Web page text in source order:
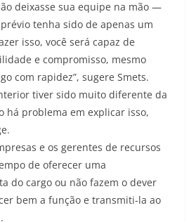
deixasse sua equipe na mão —
tenha sido de apenas um
isso, você será capaz de
e compromisso, mesmo
com rapidez”, sugere Smets.
tiver sido muito diferente da
há problema em explicar isso,
e os gerentes de recursos
de oferecer uma
do cargo ou não fazem o dever
bem a função e transmiti-la ao